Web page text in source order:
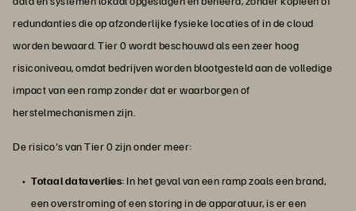
redundanties die op afzonderlijke fysieke locaties of in de cloud
worden bewaard. Tier 0 wordt beschouwd als een zeer hoog
risiconiveau, omdat bedrijven worden blootgesteld aan de volledige
impact van een ramp zonder dat er waarborgen of
herstelmechanismen zijn.
De risico's van Tier 0 zijn onder meer:
Totaal dataverlies: In het geval van een ramp zoals een brand,
een overstroming of een storing in de apparatuur, is er een